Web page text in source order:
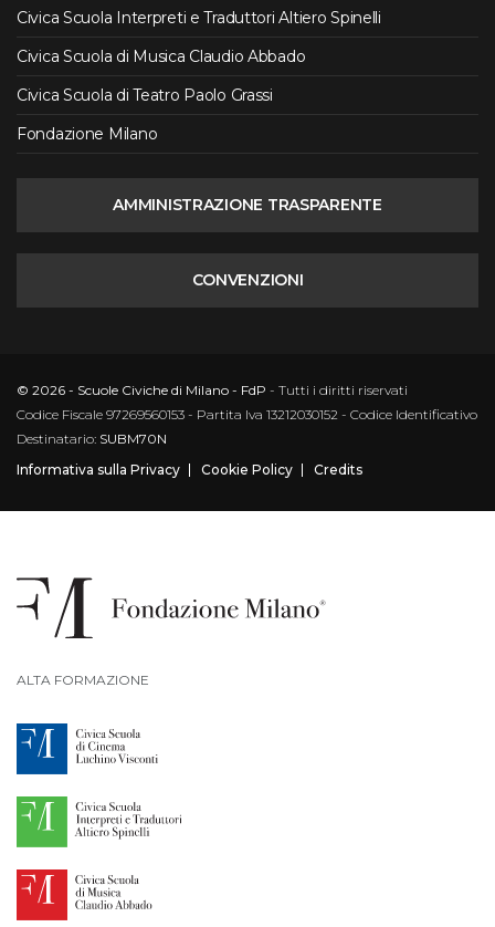
Civica Scuola Interpreti e Traduttori Altiero Spinelli
Civica Scuola di Musica Claudio Abbado
Civica Scuola di Teatro Paolo Grassi
Fondazione Milano
AMMINISTRAZIONE TRASPARENTE
CONVENZIONI
© 2026 - Scuole Civiche di Milano - FdP - Tutti i diritti riservati
Codice Fiscale 97269560153 - Partita Iva 13212030152 - Codice Identificativo
Destinatario: SUBM70N
Informativa sulla Privacy
Cookie Policy Credits
ALTA FORMAZIONE